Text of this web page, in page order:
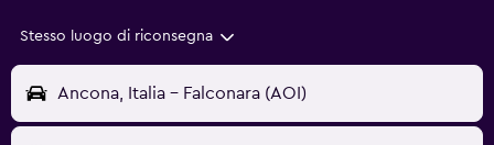
Stesso luogo di riconsegna
Ancona, Italia - Falconara (AOI)